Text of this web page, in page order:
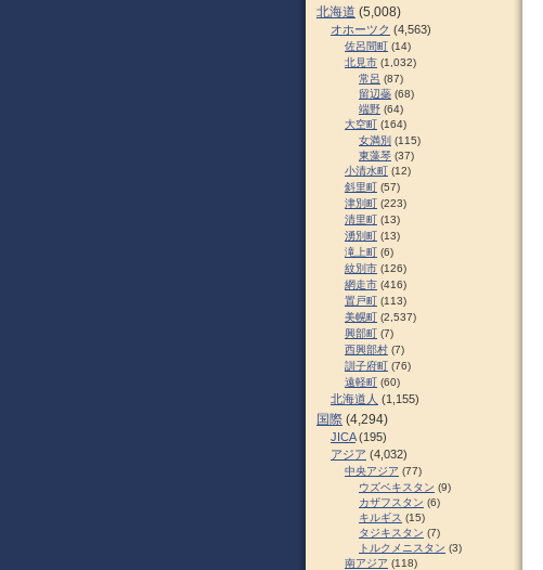
北海道 (5,008)
オホーツク (4,563)
佐呂間町 (14)
北見市 (1,032)
常呂 (87)
留辺蘂 (68)
端野 (64)
大空町 (164)
女満別 (115)
東藻琴 (37)
小清水町 (12)
斜里町 (57)
津別町 (223)
清里町 (13)
湧別町 (13)
滝上町 (6)
紋別市 (126)
網走市 (416)
置戸町 (113)
美幌町 (2,537)
興部町 (7)
西興部村 (7)
訓子府町 (76)
遠軽町 (60)
北海道人 (1,155)
国際 (4,294)
JICA(195)
アジア (4,032)
中央アジア (77)
ウズベキスタン (9)
カザフスタン (6)
キルギス (15)
タジキスタン (7)
トルクメニスタン (3)
南アジア (118)